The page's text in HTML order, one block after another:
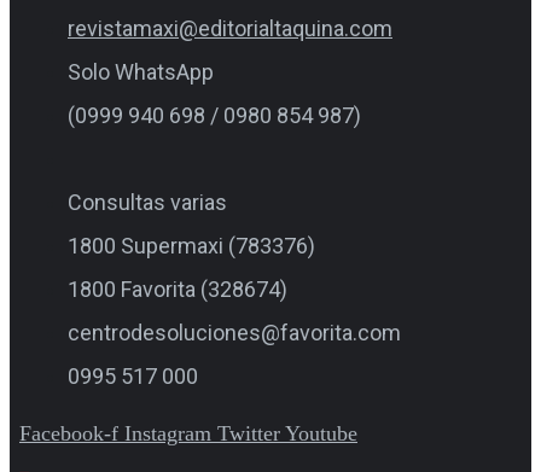
revistamaxi@editorialtaquina.com
Solo WhatsApp
(0999 940 698 / 0980 854 987)
Consultas varias
1800 Supermaxi (783376)
1800 Favorita (328674)
centrodesoluciones@favorita.com
0995 517 000
Facebook-f Instagram Twitter Youtube